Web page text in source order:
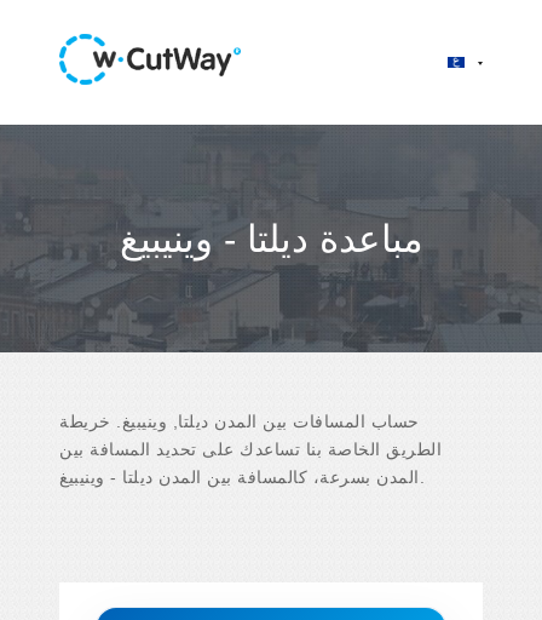
مباعدة ديلتا - وينيبيغ
حساب المسافات بين المدن ديلتا, وينيبيغ. خريطة
الطريق الخاصة بنا تساعدك على تحديد المسافة بين